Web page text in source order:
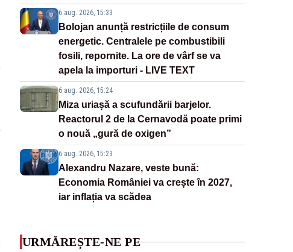
6 aug. 2026, 15:33
Bolojan anunță restricțiile de consum
energetic. Centralele pe combustibili
fosili, repornite. La ore de vârf se va
apela la importuri - LIVE TEXT
6 aug. 2026, 15:24
Miza uriașă a scufundării barjelor.
Reactorul 2 de la Cernavodă poate primi
o nouă „gură de oxigen”
6 aug. 2026, 15:23
Alexandru Nazare, veste bună:
Economia României va crește în 2027,
iar inflația va scădea
URMĂREȘTE-NE PE